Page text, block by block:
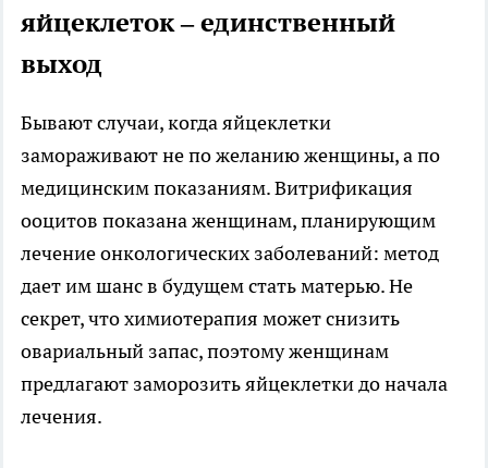
яйцеклеток – единственный
выход
Бывают случаи, когда яйцеклетки
замораживают не по желанию женщины, а по
медицинским показаниям. Витрификация
ооцитов показана женщинам, планирующим
лечение онкологических заболеваний: метод
дает им шанс в будущем стать матерью. Не
секрет, что химиотерапия может снизить
овариальный запас, поэтому женщинам
предлагают заморозить яйцеклетки до начала
лечения.